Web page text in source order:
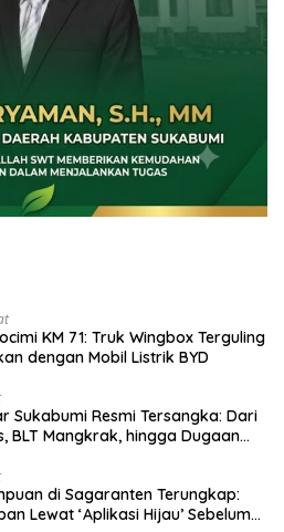
KM 71: Truk Wingbox Terguling
dengan Mobil Listrik BYD
Sukabumi Resmi Tersangka: Dari
BLT Mangkrak, hingga Dugaan
di Sagaranten Terungkap:
Lewat ‘Aplikasi Hijau’ Sebelum